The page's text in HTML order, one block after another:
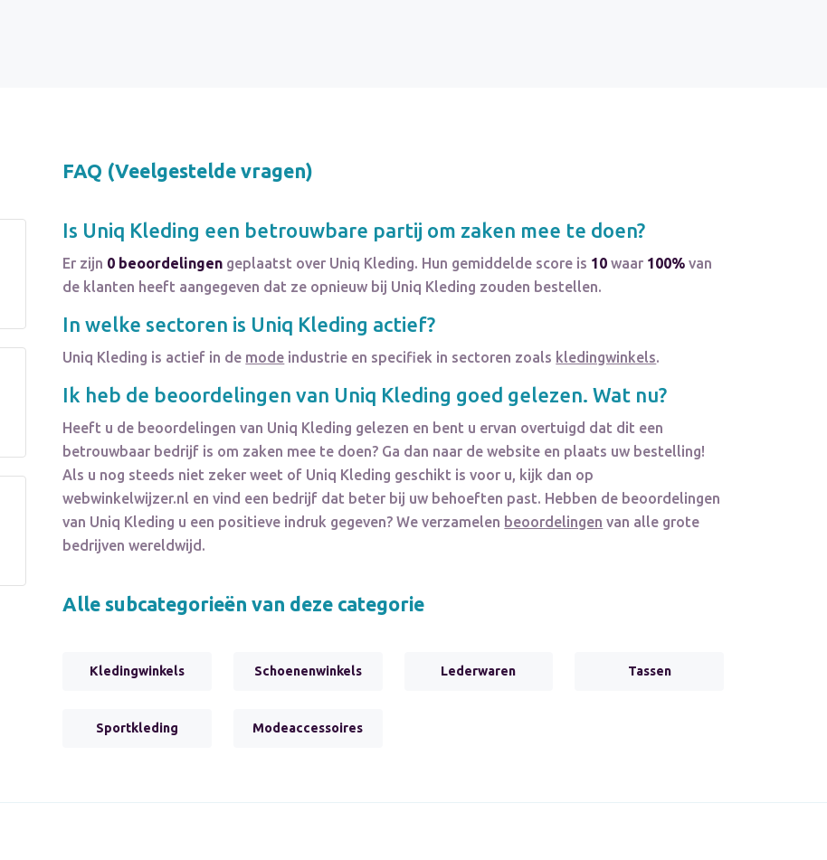
FAQ (Veelgestelde vragen)
Is Uniq Kleding een betrouwbare partij om zaken mee te doen?
Er zijn 0 beoordelingen geplaatst over Uniq Kleding. Hun gemiddelde score is 10 waar 100% van
de klanten heeft aangegeven dat ze opnieuw bij Uniq Kleding zouden bestellen.
In welke sectoren is Uniq Kleding actief?
Uniq Kleding is actief in de mode industrie en specifiek in sectoren zoals kledingwinkels.
Ik heb de beoordelingen van Uniq Kleding goed gelezen. Wat nu?
Heeft u de beoordelingen van Uniq Kleding gelezen en bent u ervan overtuigd dat dit een
betrouwbaar bedrijf is om zaken mee te doen? Ga dan naar de website en plaats uw bestelling!
Als u nog steeds niet zeker weet of Uniq Kleding geschikt is voor u, kijk dan op
webwinkelwijzer.nl en vind een bedrijf dat beter bij uw behoeften past. Hebben de beoordelingen
van Uniq Kleding u een positieve indruk gegeven? We verzamelen beoordelingen van alle grote
bedrijven wereldwijd.
Alle subcategorieën van deze categorie
Kledingwinkels Schoenenwinkels Lederwaren Tassen
Sportkleding Modeaccessoires